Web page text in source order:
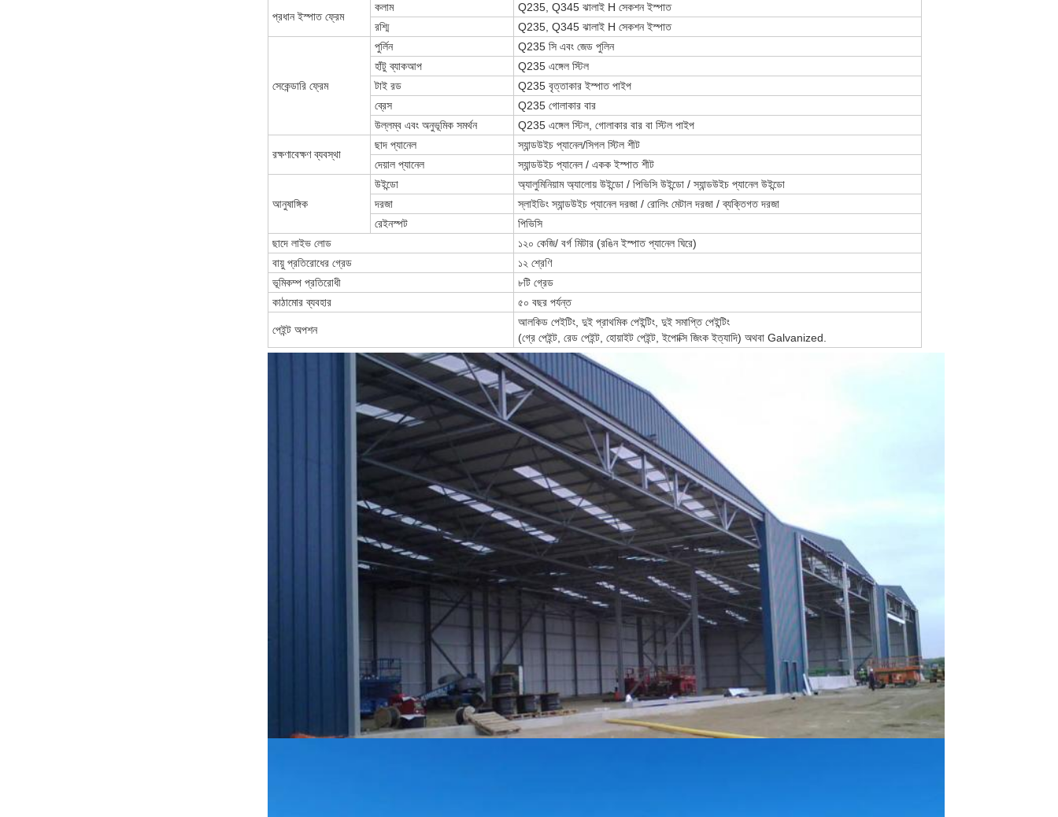
প্রধান ইস্পাত ফ্রেম
কলাম
Q235, Q345 ঝালাই H সেকশন ইস্পাত
রশ্মি
Q235, Q345 ঝালাই H সেকশন ইস্পাত
সেকেন্ডারি ফ্রেম
পুর্লিন
Q235 সি এবং জেড পুলিন
হাঁটু ব্যাকআপ
Q235 এঙ্গেল স্টিল
টাই রড
Q235 বৃত্তাকার ইস্পাত পাইপ
ব্রেস
Q235 গোলাকার বার
উল্লম্ব এবং অনুভূমিক সমর্থন
Q235 এঙ্গেল স্টিল, গোলাকার বার বা স্টিল পাইপ
রক্ষণাবেক্ষণ ব্যবস্থা
ছাদ প্যানেল
স্যান্ডউইচ প্যানেল/সিগল স্টিল শীট
দেয়াল প্যানেল
স্যান্ডউইচ প্যানেল / একক ইস্পাত শীট
আনুষাঙ্গিক
উইন্ডো
অ্যালুমিনিয়াম অ্যালোয় উইন্ডো / পিভিসি উইন্ডো / স্যান্ডউইচ প্যানেল উইন্ডো
দরজা
স্লাইডিং স্যান্ডউইচ প্যানেল দরজা / রোলিং মেটাল দরজা / ব্যক্তিগত দরজা
রেইনস্পট
পিভিসি
ছাদে লাইভ লোড
১২০ কেজি/ বর্গ মিটার (রঙিন ইস্পাত প্যানেল ঘিরে)
বায়ু প্রতিরোধের গ্রেড
১২ শ্রেণি
ভূমিকম্প প্রতিরোধী
৮টি গ্রেড
কাঠামোর ব্যবহার
৫০ বছর পর্যন্ত
পেইন্ট অপশন
আলকিড পেইটিং, দুই প্রাথমিক পেইন্টিং, দুই সমাপ্তি পেইন্টিং
(গ্রে পেইন্ট, রেড পেইন্ট, হোয়াইট পেইন্ট, ইপোক্সি জিংক ইত্যাদি) অথবা Galvanized.